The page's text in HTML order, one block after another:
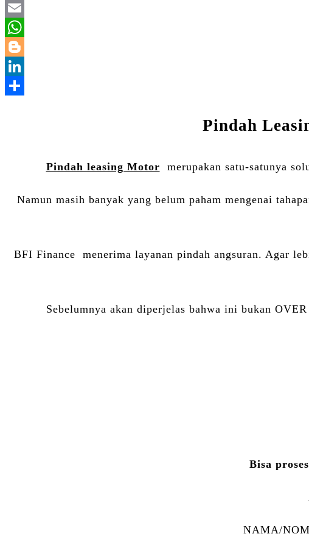
Pindah
Pindah leasing Motor merupakan satu-satunya
Namun masih banyak yang belum paham mengenai
BFI Finance menerima layanan pindah angsuran. Agar
Sebelumnya akan diperjelas bahwa ini bukan
Bisa
NAMA/